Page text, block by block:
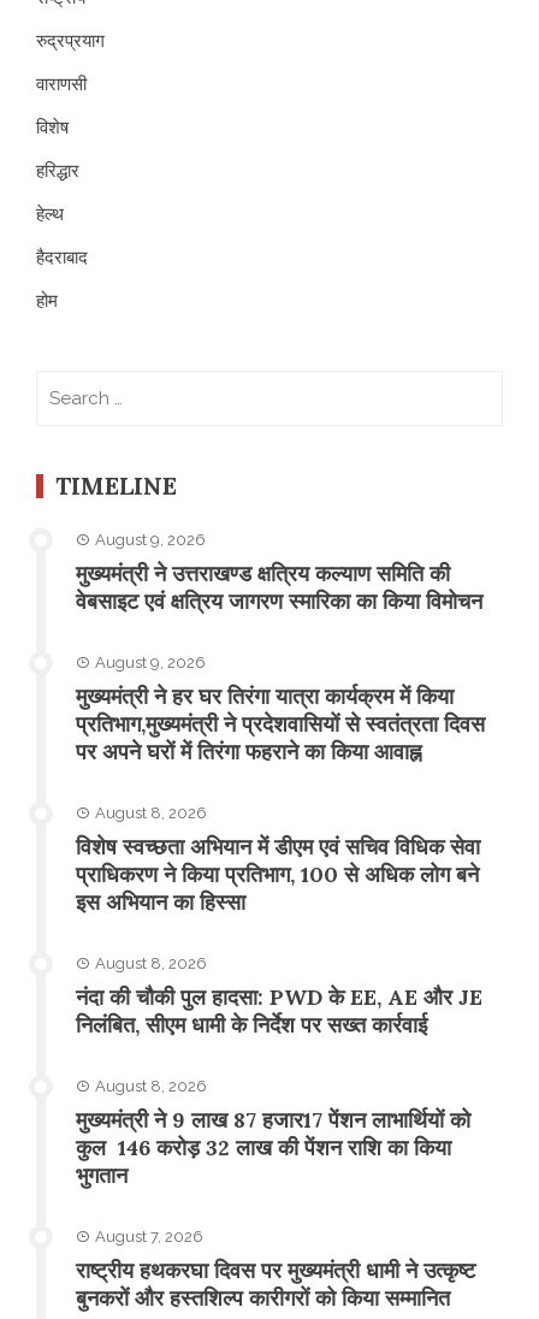
रुद्रप्रयाग
वाराणसी
विशेष
हरिद्धार
हेल्थ
हैदराबाद
होम
TIMELINE
August 9, 2026
मुख्यमंत्री ने उत्तराखण्ड क्षत्रिय कल्याण समिति की
वेबसाइट एवं क्षत्रिय जागरण स्मारिका का किया विमोचन
August 9, 2026
मुख्यमंत्री ने हर घर तिरंगा यात्रा कार्यक्रम में किया
प्रतिभाग,मुख्यमंत्री ने प्रदेशवासियों से स्वतंत्रता दिवस
पर अपने घरों में तिरंगा फहराने का किया आवाह्न
August 8, 2026
विशेष स्वच्छता अभियान में डीएम एवं सचिव विधिक सेवा
प्राधिकरण ने किया प्रतिभाग, 100 से अधिक लोग बने
इस अभियान का हिस्सा
August 8, 2026
नंदा की चौकी पुल हादसा: PWD के EE, AE और JE
निलंबित, सीएम धामी के निर्देश पर सख्त कार्रवाई
August 8, 2026
मुख्यमंत्री ने 9 लाख 87 हजार17 पेंशन लाभार्थियों को
कुल 146 करोड़ 32 लाख की पेंशन राशि का किया
भुगतान
August 7, 2026
राष्ट्रीय हथकरघा दिवस पर मुख्यमंत्री धामी ने उत्कृष्ट
बुनकरों और हस्तशिल्प कारीगरों को किया सम्मानित